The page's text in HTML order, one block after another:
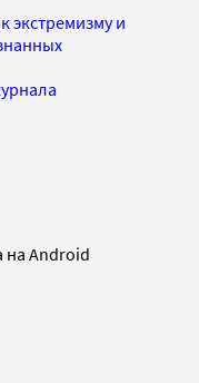
экстремизму и
на Android